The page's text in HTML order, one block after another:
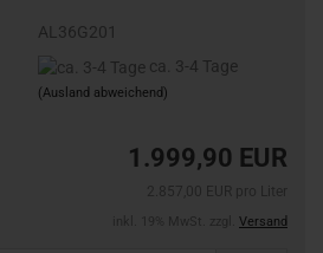
AL36G201
ca. 3-4 Tage
(Ausland abweichend)
1.999,90 EUR
Versand